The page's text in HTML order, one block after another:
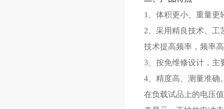
1、体积更小、重量更
2、采用精良技术、
技术提高频率，频率
3、按免维修设计，主
4、精度高、测量准确
在负载试品上的电压